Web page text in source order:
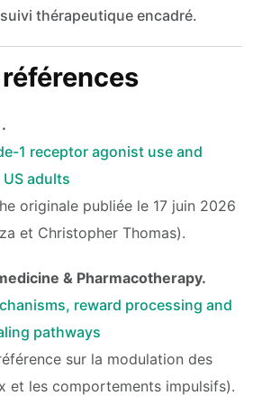
suivi thérapeutique encadré.
1 receptor agonist use and
adults
originale publiée le 17 juin 2026
et Christopher Thomas).
& Pharmacotherapy.
reward processing and
pathways
sur la modulation des
et les comportements impulsifs).